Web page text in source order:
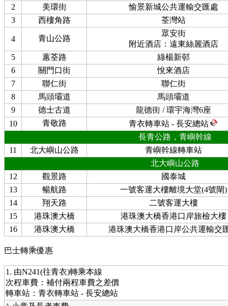
2
美環街
愉景新城公共運輸交匯處
3
西樓角路 荃灣站
4 青山公路
眾安街
附近酒店：遠東絲麗酒店
5
蕙荃路
綠楊新邨
6
關門口街
悅來酒店
7
聯仁街
聯仁街
8
馬頭壩道
馬頭壩道
9
德士古道
龍德街 / 環宇海灣6座
10
青敬路
青衣轉車站 - 長安總站
長青公路，青嶼幹線
11
北大嶼山公路
青嶼幹線轉車站
北大嶼山公路
12
觀景路
國泰城
13
暢航路
一號客運大樓離境大堂(4號閘)
14
翔天路
二號客運大樓
15
港珠澳大橋
港珠澳大橋香港口岸旅檢大樓
16
港珠澳大橋 港珠澳大橋香港口岸公共運輸交
巴士轉乘優惠
1. 由N241(往青衣)轉乘本線
次程車費：補付兩程車費之差價
轉車站：青衣轉車站 - 長安總站